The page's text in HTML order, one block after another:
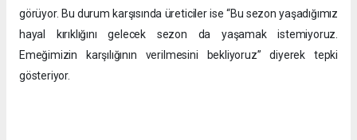
görüyor. Bu durum karşısında üreticiler ise “Bu sezon yaşadığımız
hayal kırıklığını gelecek sezon da yaşamak istemiyoruz.
Emeğimizin karşılığının verilmesini bekliyoruz” diyerek tepki
gösteriyor.